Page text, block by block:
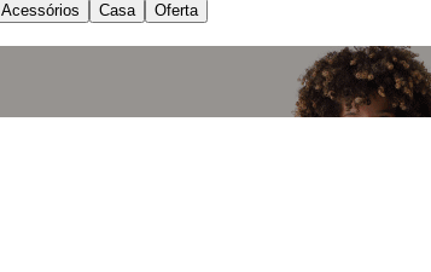
Acessórios Casa Oferta